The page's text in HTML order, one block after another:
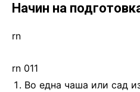
Начин на
rn
rn 011
Во една чаша или сад